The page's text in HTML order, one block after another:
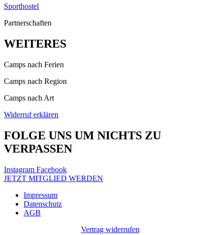
Sporthostel
Partnerschaften
WEITERES
Camps nach Ferien
Camps nach Region
Camps nach Art
Widerruf erklären
FOLGE UNS UM NICHTS ZU
VERPASSEN
Instagram Facebook
JETZT MITGLIED WERDEN
Impressum
Datenschutz
AGB
Vertrag widerrufen